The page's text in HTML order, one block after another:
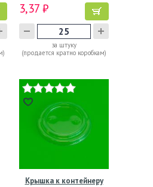
3,37 ₽
за штуку
(продается кратно коробкам)
Крышка к контейнеру